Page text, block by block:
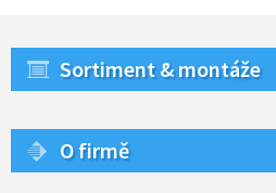
Sortiment & montáže
O firmě